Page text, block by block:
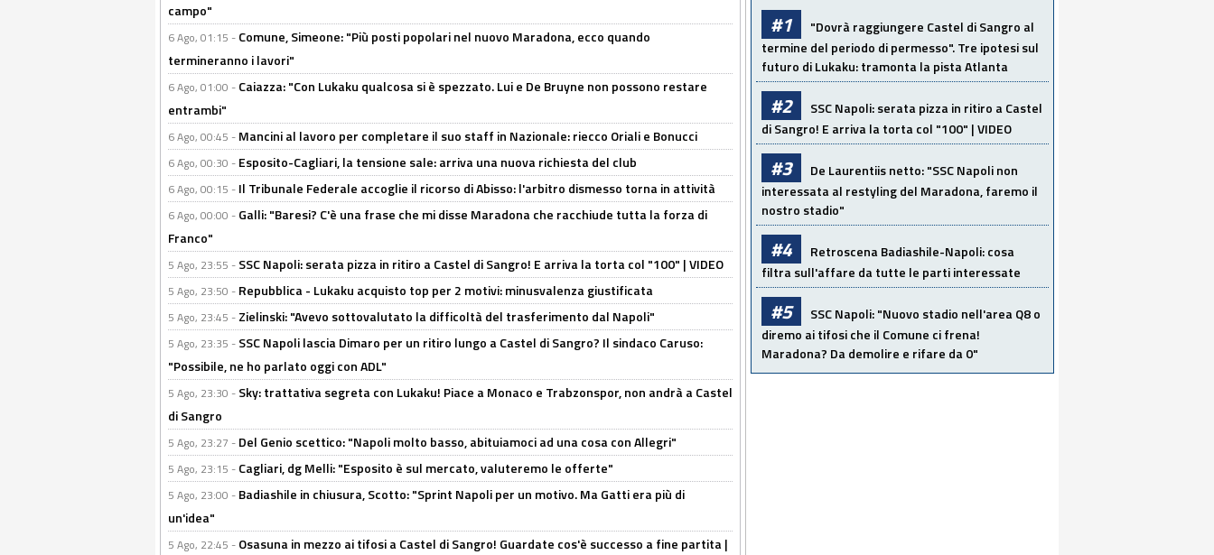
campo"
6 Ago, 01:15 - Comune, Simeone: "Più posti popolari nel nuovo Maradona, ecco quando
termineranno i lavori"
6 Ago, 01:00 - Caiazza: "Con Lukaku qualcosa si è spezzato. Lui e De Bruyne non possono restare
entrambi"
6 Ago, 00:45 - Mancini al lavoro per completare il suo staff in Nazionale: riecco Oriali e Bonucci
6 Ago, 00:30 - Esposito-Cagliari, la tensione sale: arriva una nuova richiesta del club
6 Ago, 00:15 - Il Tribunale Federale accoglie il ricorso di Abisso: l'arbitro dismesso torna in attività
6 Ago, 00:00 - Galli: "Baresi? C'è una frase che mi disse Maradona che racchiude tutta la forza di
Franco"
5 Ago, 23:55 - SSC Napoli: serata pizza in ritiro a Castel di Sangro! E arriva la torta col "100" | VIDEO
5 Ago, 23:50 - Repubblica - Lukaku acquisto top per 2 motivi: minusvalenza giustificata
5 Ago, 23:45 - Zielinski: "Avevo sottovalutato la difficoltà del trasferimento dal Napoli"
5 Ago, 23:35 - SSC Napoli lascia Dimaro per un ritiro lungo a Castel di Sangro? Il sindaco Caruso:
"Possibile, ne ho parlato oggi con ADL"
5 Ago, 23:30 - Sky: trattativa segreta con Lukaku! Piace a Monaco e Trabzonspor, non andrà a Castel
di Sangro
5 Ago, 23:27 - Del Genio scettico: "Napoli molto basso, abituiamoci ad una cosa con Allegri"
5 Ago, 23:15 - Cagliari, dg Melli: "Esposito è sul mercato, valuteremo le offerte"
5 Ago, 23:00 - Badiashile in chiusura, Scotto: "Sprint Napoli per un motivo. Ma Gatti era più di
un'idea"
5 Ago, 22:45 - Osasuna in mezzo ai tifosi a Castel di Sangro! Guardate cos'è successo a fine partita |
#1
"Dovrà raggiungere Castel di Sangro al
termine del periodo di permesso". Tre ipotesi sul
futuro di Lukaku: tramonta la pista Atlanta
#2
SSC Napoli: serata pizza in ritiro a Castel
di Sangro! E arriva la torta col "100" | VIDEO
#3
De Laurentiis netto: "SSC Napoli non
interessata al restyling del Maradona, faremo il
nostro stadio"
#4
Retroscena Badiashile-Napoli: cosa
filtra sull'affare da tutte le parti interessate
#5
SSC Napoli: "Nuovo stadio nell'area Q8 o
diremo ai tifosi che il Comune ci frena!
Maradona? Da demolire e rifare da 0"